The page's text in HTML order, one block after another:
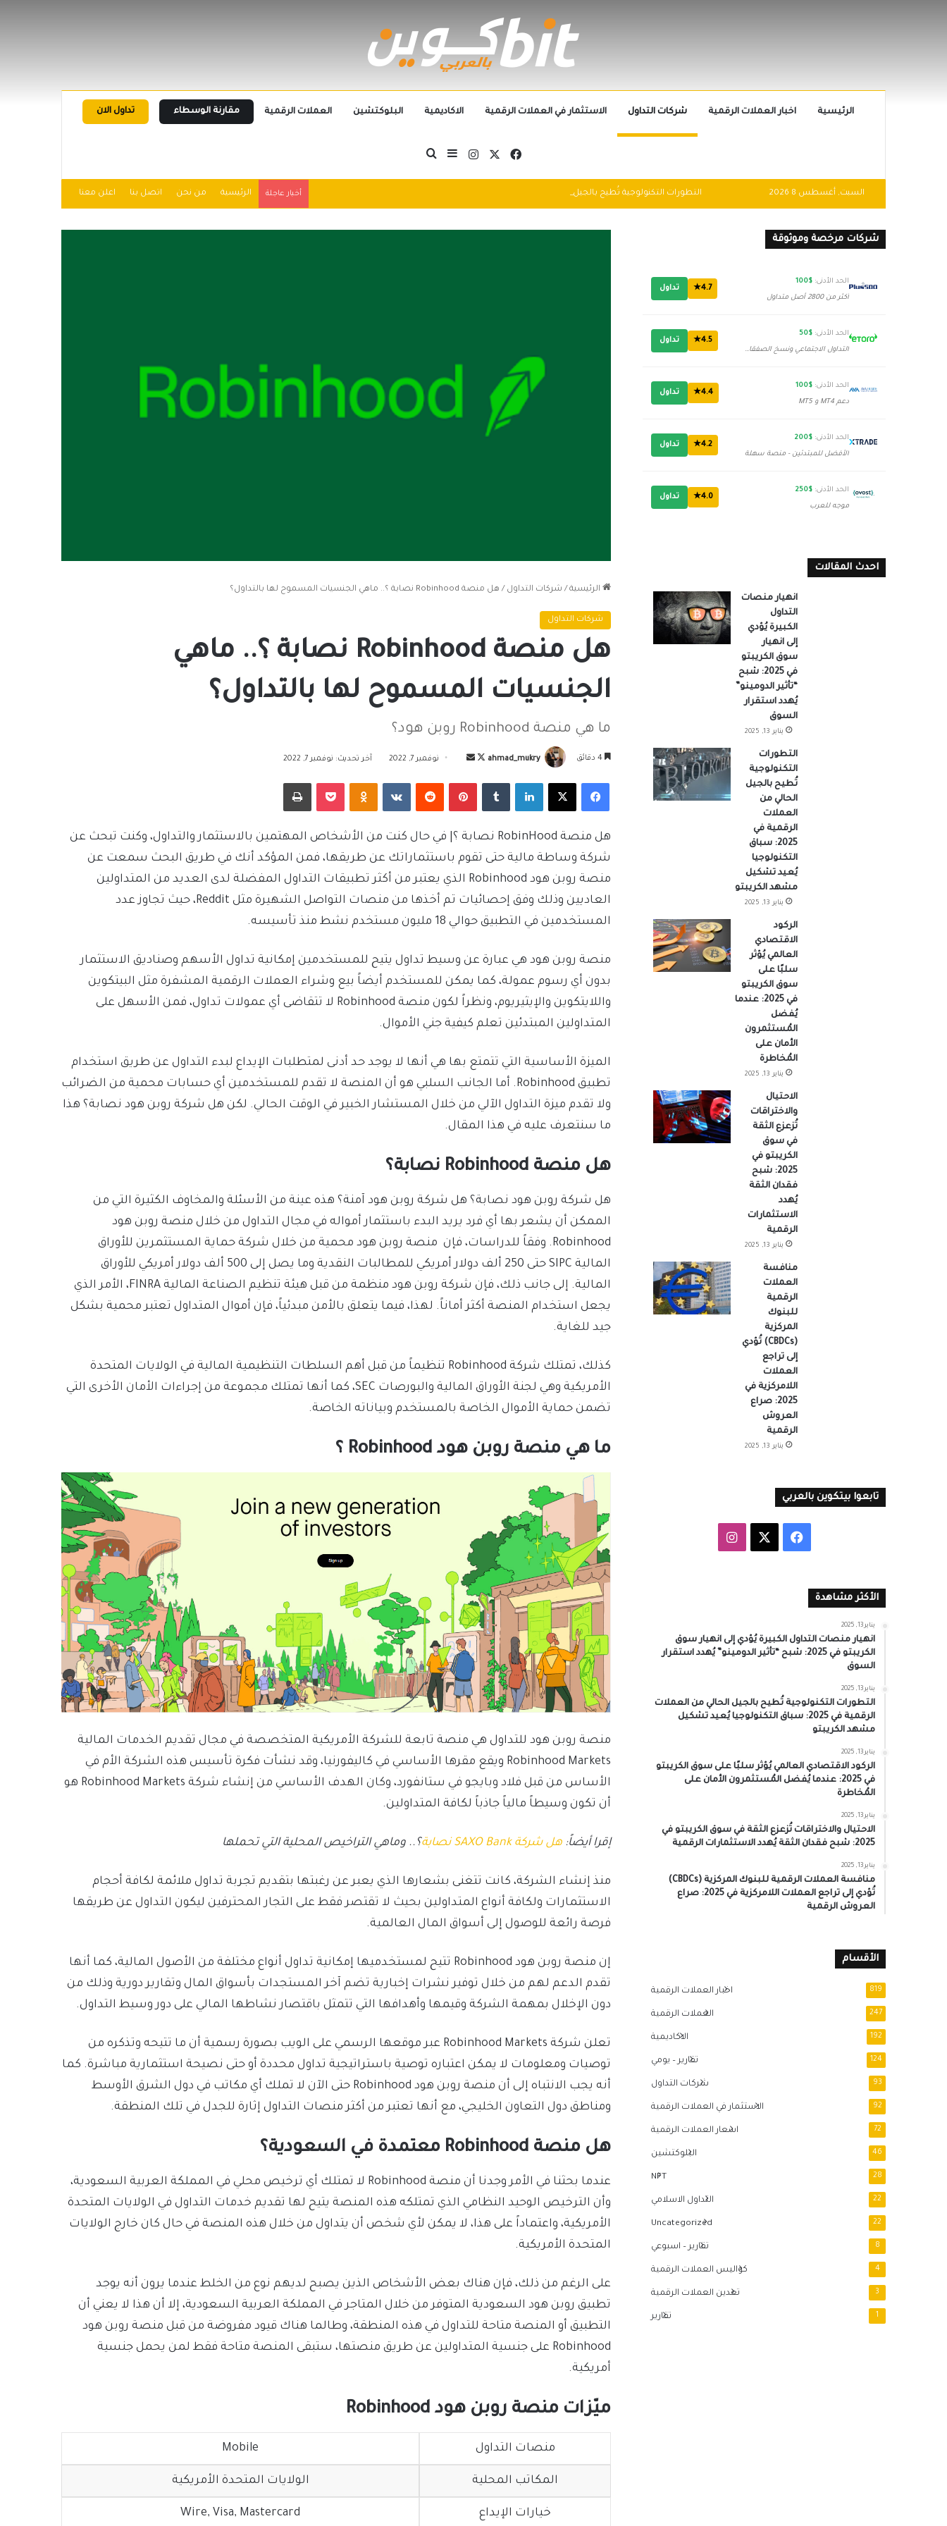
الرئيسية تداول الان اخبار العملات الرقمية شركات التداول الاستثمار في العملات الرقمية الاكاديمية البلوكتشين العملات الرقمية مقارنة الوسطاء
فيسبوكانستقرامإضافة عمود جانبي
بحث عن
السبت, أغسطس 8 2026 أخبار عاجلة الرئيسية من نحن اتصل بنا اعلن معنا
الرئيسية / شركات التداول / هل منصة Robinhood نصابة ؟.. ماهي الجنسيات المسموح لها بالتداول؟
شركات التداول
هل منصة Robinhood نصابة ؟.. ماهي
الجنسيات المسموح لها بالتداول؟
ما هي منصة Robinhood روبن هود؟
ahmad_mukry
تابعأرسل
إلكترونيا
نوفمبر 7, 2022 آخر تحديث: نوفمبر 7, 2022
فيسبوك ‫X لينكدإن بينتيريست Odnoklassniki
‫Pocket طباعة
هل منصة RobinHood نصابة ؟| في حال كنت من الأشخاص المهتمين بالاستثمار والتداول، وكنت تبحث عن
شركة وساطة مالية حتى تقوم باستثماراتك عن طريقها، فمن المؤكد أنك في طريق البحث سمعت عن
منصة روبن هود Robinhood الذي يعتبر من أكثر تطبيقات التداول المفضلة لدى العديد من المتداولين
العاديين وذلك وفق إحصائيات تم أخذها من منصات التواصل الشهيرة مثل Reddit، حيث تجاوز عدد
المستخدمين في التطبيق حوالي 18 مليون مستخدم نشط منذ تأسيسه.
منصة روبن هود هي عبارة عن وسيط تداول يتيح للمستخدمين إمكانية تداول الأسهم وصناديق الاستثمار
بدون أي رسوم عمولة، كما يمكن للمستخدم أيضاً بيع وشراء العملات الرقمية المشفرة مثل البيتكوين
واللايتكوين والإيثيريوم، ونظراً لكون منصة Robinhood لا تتقاضى أي عمولات تداول، فمن الأسهل على
المتداولين المبتدئين تعلم كيفية جني الأموال.
الميزة الأساسية التي تتمتع بها هي أنها لا يوجد حد أدنى لمتطلبات الإيداع لبدء التداول عن طريق استخدام
تطبيق Robinhood. أما الجانب السلبي هو أن المنصة لا تقدم للمستخدمين أي حسابات محمية من الضرائب
ولا تقدم ميزة التداول الآلي من خلال المستشار الخبير في الوقت الحالي. لكن هل شركة روبن هود نصابة؟ هذا
ما سنتعرف عليه في هذا المقال.
هل منصة Robinhood نصابة؟
هل شركة روبن هود نصابة؟ هل شركة روبن هود آمنة؟ هذه عينة من الأسئلة والمخاوف الكثيرة التي من
الممكن أن يشعر بها أي فرد يريد البدء باستثمار أمواله في مجال التداول من خلال منصة روبن هود
Robinhood. وفقاً للدراسات، فإن منصة روبن هود محمية من خلال شركة حماية المستثمرين للأوراق
المالية SIPC حتى 250 ألف دولار أمريكي للمطالبات النقدية وما يصل إلى 500 ألف دولار أمريكي للأوراق
المالية. إلى جانب ذلك، فإن شركة روبن هود منظمة من قبل هيئة تنظيم الصناعة المالية FINRA، الأمر الذي
يجعل استخدام المنصة أكثر أماناً. لهذا، فيما يتعلق بالأمن مبدئياً، فإن أموال المتداول تعتبر محمية بشكل
جيد للغاية.
كذلك، تمتلك شركة Robinhood تنظيماً من قبل أهم السلطات التنظيمية المالية في الولايات المتحدة
الأمريكية وهي لجنة الأوراق المالية والبورصات SEC، كما أنها تمتلك مجموعة من إجراءات الأمان الأخرى التي
تضمن حماية الأموال الخاصة بالمستخدم وبياناته الخاصة.
ما هي منصة روبن هود Robinhood ؟
منصة روبن هود للتداول هي منصة تابعة للشركة الأمريكية المتخصصة في مجال تقديم الخدمات المالية
Robinhood Markets ويقع مقرها الأساسي في كاليفورنيا، وقد نشأت فكرة تأسيس هذه الشركة الأم في
الأساس من قبل فلاد وبايجو في ستانفورد، وكان الهدف الأساسي من إنشاء شركة Robinhood Markets هو
أن تكون وسيطاً مالياً جاذباً لكافة المتداولين.
إقرا أيضاً: هل شركة SAXO Bank نصابة ؟.. وماهي التراخيص المحلية التي تحملها
منذ إنشاء الشركة، كانت تتغنى بشعارها الذي يعبر عن رغبتها بتقديم تجربة تداول ملائمة لكافة أحجام
الاستثمارات ولكافة أنواع المتداولين بحيث لا تقتصر فقط على التجار المحترفين ليكون التداول عن طريقها
فرصة رائعة للوصول إلى أسواق المال العالمية.
إن منصة روبن هود Robinhood تتيح لمستخدميها إمكانية تداول أنواع مختلفة من الأصول المالية، كما أنها
تقدم الدعم لهم من خلال توفير نشرات إخبارية تضم آخر المستجدات بأسواق المال وتقارير دورية وذلك من
دون الإخلال بمهمة الشركة وقيمها وأهدافها التي تتمثل باقتصار نشاطها المالي على دور وسيط التداول.
تعلن شركة Robinhood Markets عبر موقعها الرسمي على الويب بصورة رسمية أن ما تتيحه وتذكره من
توصيات ومعلومات لا يمكن اعتباره توصية باستراتيجية تداول محددة أو حتى نصيحة استثمارية مباشرة. كما
أنه يجب الانتباه إلى أن منصة روبن هود Robinhood حتى الآن لا تملك أي مكاتب في دول الشرق الأوسط
ومناطق دول التعاون الخليجي، مع أنها تعتبر من أكثر منصات التداول إثارة للجدل في تلك المنطقة.
هل منصة Robinhood معتمدة في السعودية؟
عندما بحثنا في الأمر وجدنا أن منصة Robinhood لا تمتلك أي ترخيص محلي في المملكة العربية السعودية،
وأن الترخيص الوحيد النظامي الذي تمتلكه هذه المنصة يتيح لها تقديم خدمات التداول في الولايات المتحدة
الأمريكية، واعتماداً على هذا، لا يمكن لأي شخص أن يتداول من خلال هذه المنصة في حال كان خارج الولايات
المتحدة الأمريكية.
على الرغم من ذلك، فإن هناك بعض الأشخاص الذين يصبح لديهم نوع من الخلط عندما يرون أنه يوجد
تطبيق روبن هود السعودية المتوفر من خلال المتاجر في المملكة العربية السعودية، إلا أن هذا لا يعني أن
التطبيق أو المنصة متاحة للتداول في هذه المنطقة، وطالما هناك قيود مفروضة من قبل منصة روبن هود
Robinhood على جنسية المتداولين عن طريق منصتها، ستبقى المنصة متاحة فقط لمن يحمل جنسية
أمريكية.
ميّزات منصة روبن هود Robinhood
منصات التداول Mobile
المكاتب المحلية الولايات المتحدة الأمريكية
خيارات الإيداع Wire, Visa, Mastercard
شركات مرخصة وموثوقة
الحد الأدنى: $100
أكثر من 2800 أصل متداول
4.7★ تداول
الحد الأدنى: $50
التداول الاجتماعي ونسخ الصفقات
4.5★ تداول
الحد الأدنى: $100
دعم MT4 و MT5
4.4★ تداول
الحد الأدنى: $200
الأفضل للمبتدئين - منصة سهلة
4.2★ تداول
الحد الأدنى: $250
موجه للعرب
4.0★ تداول
احدث المقالات
انهيار منصات
التداول
الكبيرة يُؤدي
إلى انهيار
سوق الكريبتو
في 2025: شبح
“تأثير الدومينو”
يُهدد استقرار
السوق
يناير 13, 2025
التطورات
التكنولوجية
تُطيح بالجيل
الحالي من
العملات
الرقمية في
2025: سباق
التكنولوجيا
يُعيد تشكيل
مشهد الكريبتو
يناير 13, 2025
الركود
الاقتصادي
العالمي يُؤثر
سلبًا على
سوق الكريبتو
في 2025: عندما
يُفضل
المُستثمرون
الأمان على
المُخاطرة
يناير 13, 2025
الاحتيال
والاختراقات
تُزعزع الثقة
في سوق
الكريبتو في
2025: شبح
فقدان الثقة
يُهدد
الاستثمارات
الرقمية
يناير 13, 2025
منافسة
العملات
الرقمية
للبنوك
المركزية
(CBDCs) تُؤدي
إلى تراجع
العملات
اللامركزية في
2025: صراع
العروش
الرقمية
يناير 13, 2025
تابعوا بيتكوين بالعربي
فيسبوك انستقرام
الأكثر مشاهدة
يناير 13, 2025
انهيار منصات التداول الكبيرة يُؤدي إلى انهيار سوق
الكريبتو في 2025: شبح “تأثير الدومينو” يُهدد استقرار
السوق
يناير 13, 2025
التطورات التكنولوجية تُطيح بالجيل الحالي من العملات
الرقمية في 2025: سباق التكنولوجيا يُعيد تشكيل
مشهد الكريبتو
يناير 13, 2025
الركود الاقتصادي العالمي يُؤثر سلبًا على سوق الكريبتو
في 2025: عندما يُفضل المُستثمرون الأمان على
المُخاطرة
يناير 13, 2025
الاحتيال والاختراقات تُزعزع الثقة في سوق الكريبتو في
2025: شبح فقدان الثقة يُهدد الاستثمارات الرقمية
يناير 13, 2025
منافسة العملات الرقمية للبنوك المركزية (CBDCs)
تُؤدي إلى تراجع العملات اللامركزية في 2025: صراع
العروش الرقمية
الأقسام
اخبار العملات الرقمية 819
العملات الرقمية 247
الاكاديمية 192
تقارير – يومي 124
شركات التداول 93
الاستثمار في العملات الرقمية 92
اسعار العملات الرقمية 72
البلوكتشين 46
NFT 28
التداول الاسلامي 22
Uncategorized 22
تقارير – اسبوعي 8
كواليس العملات الرقمية 4
تعدين العملات الرقمية 3
تقارير 1